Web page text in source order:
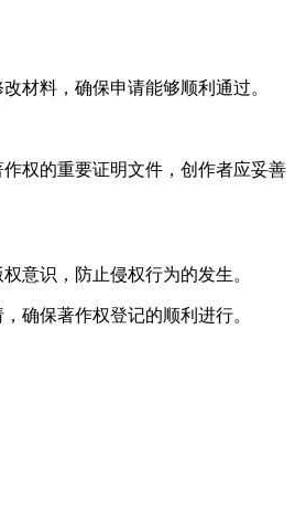
材料，确保申请能够顺利通过。
权的重要证明文件，创作者应妥善
意识，防止侵权行为的发生。
确保著作权登记的顺利进行。